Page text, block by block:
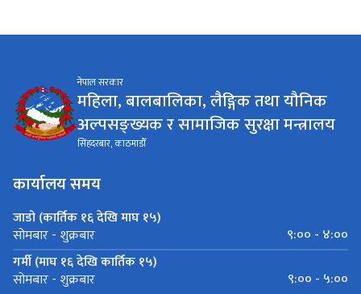
नेपाल सरकार
महिला, बालबालिका, लैङ्गिक तथा यौनिक
अल्पसङ्ख्यक र सामाजिक सुरक्षा मन्त्रालय
सिंहदरबार, काठमाडौँ
कार्यालय समय
जाडो (कार्तिक १६ देखि माघ १५)
सोमबार - शुक्रबार
९:०० - ४:००
गर्मी (माघ १६ देखि कार्तिक १५)
सोमबार - शुक्रबार ९:०० - ५:००